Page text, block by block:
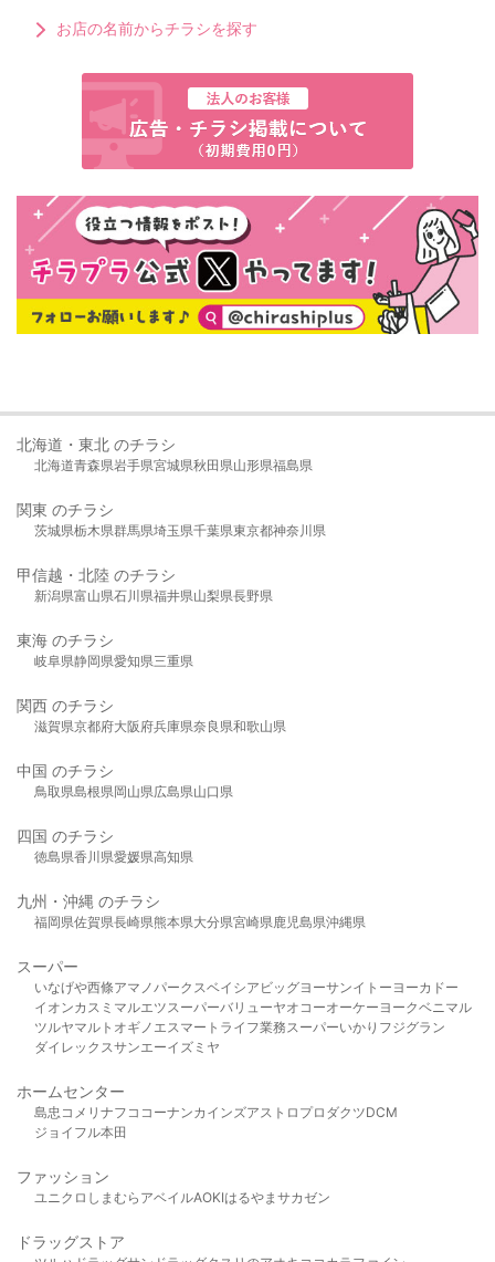
お店の名前からチラシを探す
北海道・東北 のチラシ
北海道青森県岩手県宮城県秋田県山形県福島県
関東 のチラシ
茨城県栃木県群馬県埼玉県千葉県東京都神奈川県
甲信越・北陸 のチラシ
新潟県富山県石川県福井県山梨県長野県
東海 のチラシ
岐阜県静岡県愛知県三重県
関西 のチラシ
滋賀県京都府大阪府兵庫県奈良県和歌山県
中国 のチラシ
鳥取県島根県岡山県広島県山口県
四国 のチラシ
徳島県香川県愛媛県高知県
九州・沖縄 のチラシ
福岡県佐賀県長崎県熊本県大分県宮崎県鹿児島県沖縄県
スーパー
いなげや西條アマノパークスベイシア ビッグヨーサンイトーヨーカドー
イオンカスミ マルエツスーパーバリューヤオコーオーケー ヨークベニマル
ツルヤマルト オギノ エスマート ライフ業務スーパーいかり フジグラン
ダイレックスサンエーイズミヤ
ホームセンター
島忠 コメリ ナフコ コーナンカインズアストロプロダクツDCM
ジョイフル本田
ファッション
ユニクロ しまむら アベイルAOKIはるやま サカゼン
ドラッグストア